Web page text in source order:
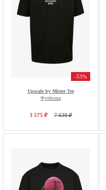
-53%
Upscale by Mister Tee
Футболка
3 575 ₽ 7 630 ₽